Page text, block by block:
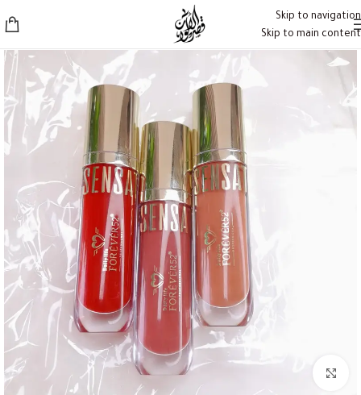
Skip to navigation
Skip to main content